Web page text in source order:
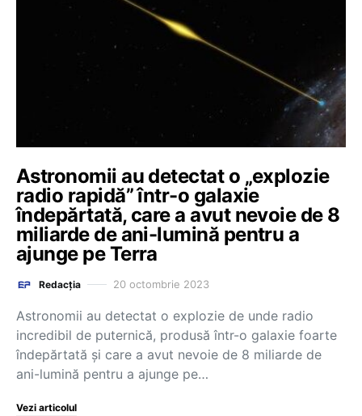
Astronomii au detectat o „explozie
radio rapidă” într-o galaxie
îndepărtată, care a avut nevoie de 8
miliarde de ani-lumină pentru a
ajunge pe Terra
Redacția 20 octombrie 2023
Astronomii au detectat o explozie de unde radio
incredibil de puternică, produsă într-o galaxie foarte
îndepărtată şi care a avut nevoie de 8 miliarde de
ani-lumină pentru a ajunge pe…
Vezi articolul